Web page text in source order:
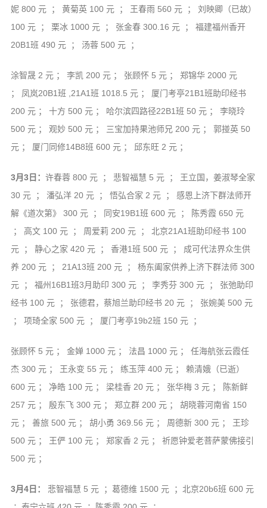
妮 800 元 ； 黄菊英 100 元 ； 王春雨 560 元 ； 刘映卿（已故）
100 元 ； 栗冰 1000 元 ； 张金春 300.16 元 ； 福建福州香开
20B1班 490 元 ； 汤蓉 500 元 ；
涂智晟 2 元 ； 李凯 200 元 ； 张顾怀 5 元 ； 郑锦华 2000 元
； 凤岚20B1班 ,21A1班 1018.5 元 ； 厦门考亭21B1班助印经书
200 元 ； 十方 500 元 ； 哈尔滨四路径22B1班 50 元 ； 李晓玲
500 元 ； 观妙 500 元 ； 三宝加持果池师兄 200 元 ； 郭掽英 50
元 ； 厦门同修14B8班 600 元 ； 邱东旺 2 元 ；
3月3日： 许春蓉 800 元 ； 悲智福慧 5 元 ； 王立国，姜淑琴全家
30 元 ； 潘弘洋 20 元 ； 悟弘合家 2 元 ； 感恩上济下群法师开
解《道次第》 300 元 ； 同安19B1班 600 元 ； 陈秀霞 650 元
； 高文 100 元 ； 周爱莉 200 元 ； 北京21A1班助印经书 100
元 ； 静心之家 420 元 ； 香港1班 500 元 ； 成可代法界众生供
养 200 元 ； 21A13班 200 元 ； 杨东阖家供养上济下群法师 300
元 ； 福州16B1班3月助印 300 元 ； 李秀芬 300 元 ； 张弛助印
经书 100 元 ； 张德君，蔡旭兰助印经书 20 元 ； 张婉美 500 元
； 项琦全家 500 元 ； 厦门考亭19b2班 150 元 ；
张顾怀 5 元 ； 金婵 1000 元 ； 法昌 1000 元 ； 任海航张云霞任
杰 300 元 ； 王永变 55 元 ； 练玉萍 400 元 ； 赖清娥（已逝）
600 元 ； 净皓 100 元 ； 梁桂香 20 元 ； 张华梅 3 元 ； 陈新鲜
257 元 ； 殷东飞 300 元 ； 郑立群 200 元 ； 胡晓蓉河南省 150
元 ； 善旅 500 元 ； 胡小勇 369.56 元 ； 周德新 300 元 ； 王珍
500 元 ； 王俨 100 元 ； 郑家香 2 元 ； 祈愿钟爱老菩萨蒙佛接引
500 元 ；
3月4日：
悲智福慧 5 元 ；葛德维 1500 元 ；北京20b6班 600 元